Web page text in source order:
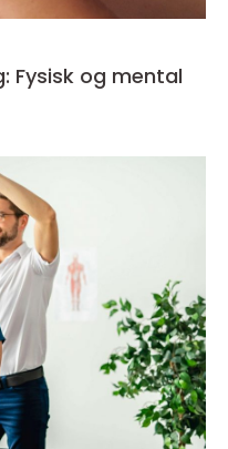
Fysisk og mental